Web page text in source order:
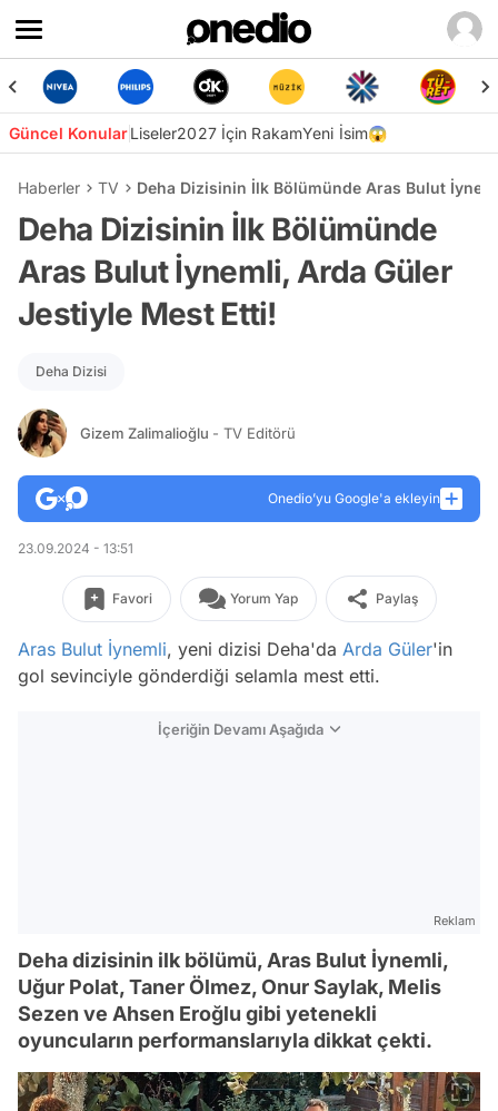
Güncel KonularLiseler2027 İçin RakamYeni İsim😱
Haberler TV Deha Dizisinin İlk Bölümünde Aras Bulut
Deha Dizisinin İlk Bölümünde
Aras Bulut İynemli, Arda Güler
Jestiyle Mest Etti!
Deha Dizisi
Gizem Zalimalioğlu - TV Editörü
Onedio’yu Google'a ekleyin
23.09.2024 - 13:51
Favori Yorum Yap Paylaş
Aras Bulut İynemli, yeni dizisi Deha'da Arda Güler'in
gol sevinciyle gönderdiği selamla mest etti.
İçeriğin Devamı Aşağıda
Reklam
Deha dizisinin ilk bölümü, Aras Bulut İynemli,
Uğur Polat, Taner Ölmez, Onur Saylak, Melis
Sezen ve Ahsen Eroğlu gibi yetenekli
oyuncuların performanslarıyla dikkat çekti.